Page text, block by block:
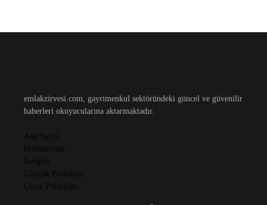
emlakzirvesi.com, gayrimenkul sektöründeki güncel ve güvenilir
haberleri okuyucularına aktarmaktadır.
Ana Sayfa
Hakkımızda
İletişim
Gizlilik Politikası
Çerez Politikası